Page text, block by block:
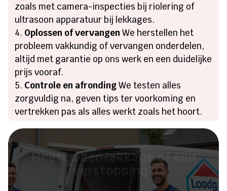
zoals met camera-inspecties bij riolering of
ultrasoon apparatuur bij lekkages.
Oplossen of vervangenWe herstellen het
probleem vakkundig of vervangen onderdelen,
altijd met garantie op ons werk en een duidelijke
prijs vooraf.
Controle en afrondingWe testen alles
zorgvuldig na, geven tips ter voorkoming en
vertrekken pas als alles werkt zoals het hoort.
Heeft u een lekkage of een
verstopping?